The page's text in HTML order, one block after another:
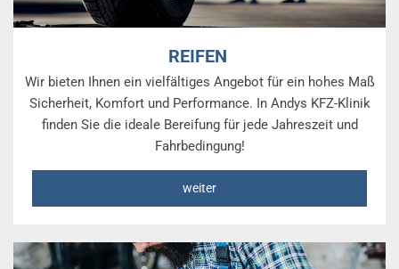
REIFEN
Wir bieten Ihnen ein vielfältiges Angebot für ein hohes Maß
Sicherheit, Komfort und Performance. In Andys KFZ-Klinik
finden Sie die ideale Bereifung für jede Jahreszeit und
Fahrbedingung!
weiter